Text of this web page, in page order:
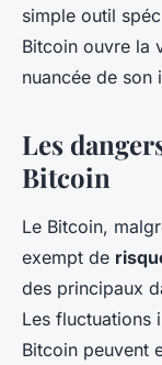
simple outil
Bitcoin ouvre la
nuancée de son
Les
Bitcoin
Le Bitcoin,
exempt de
des principaux
Les fluctuations
Bitcoin peuvent